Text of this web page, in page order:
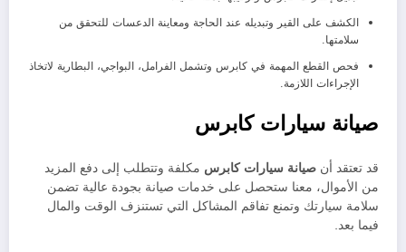
الكشف على القير وتبديله عند الحاجة ومعاينة الدعسات للتحقق من
سلامتها.
فحص القطع المهمة في كابرس وتشمل الفرامل، البواجي، البطارية لاتخاذ
الإجراءات اللازمة.
صيانة سيارات كابرس
قد تعتقد أن صيانة سيارات كابرس مكلفة وتتطلب إلى دفع المزيد
من الأموال، معنا ستحصل على خدمات صيانة بجودة عالية تضمن
سلامة سيارتك وتمنع تفاقم المشاكل التي تستنزف الوقت والمال
فيما بعد.